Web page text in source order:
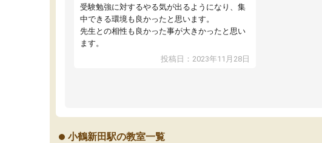
受験勉強に対するやる気が出るようになり、集
中できる環境も良かったと思います。
先生との相性も良かった事が大きかったと思い
ます。
投稿日：2023年11月28日
小鶴新田駅の教室一覧